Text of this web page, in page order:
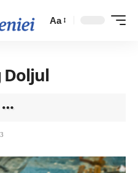
Aa
Doljul